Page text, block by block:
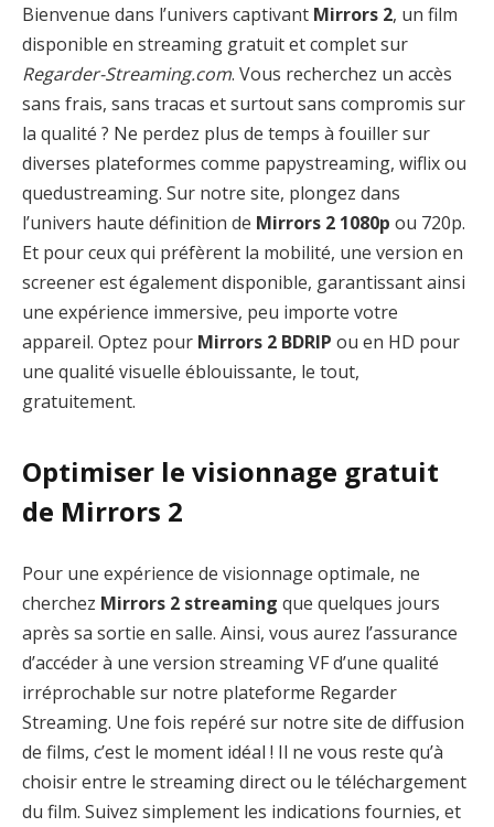
Bienvenue dans l’univers captivant Mirrors 2, un film
disponible en streaming gratuit et complet sur
Regarder-Streaming.com. Vous recherchez un accès
sans frais, sans tracas et surtout sans compromis sur
la qualité ? Ne perdez plus de temps à fouiller sur
diverses plateformes comme papystreaming, wiflix ou
quedustreaming. Sur notre site, plongez dans
l’univers haute définition de Mirrors 2 1080p ou 720p.
Et pour ceux qui préfèrent la mobilité, une version en
screener est également disponible, garantissant ainsi
une expérience immersive, peu importe votre
appareil. Optez pour Mirrors 2 BDRIP ou en HD pour
une qualité visuelle éblouissante, le tout,
gratuitement.
Optimiser le visionnage gratuit
de Mirrors 2
Pour une expérience de visionnage optimale, ne
cherchez Mirrors 2 streaming que quelques jours
après sa sortie en salle. Ainsi, vous aurez l’assurance
d’accéder à une version streaming VF d’une qualité
irréprochable sur notre plateforme Regarder
Streaming. Une fois repéré sur notre site de diffusion
de films, c’est le moment idéal ! Il ne vous reste qu’à
choisir entre le streaming direct ou le téléchargement
du film. Suivez simplement les indications fournies, et